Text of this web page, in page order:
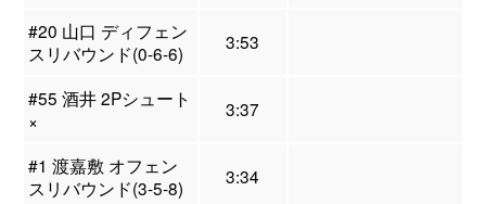
#20 山口 ディフェン
スリバウンド(0-6-6)
3:53
#55 酒井 2Pシュート
×
3:37
#1 渡嘉敷 オフェン
スリバウンド(3-5-8)
3:34